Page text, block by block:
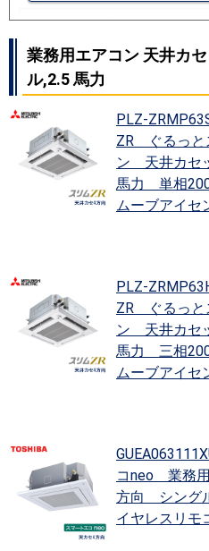
並べ替え 価格が安い順
その他仕様
寒冷地用
業務用エアコン 天井カ
ル,2.5 馬力
PLZ-
ZR ぐるっと
ン 天井カセ
馬力 単相
ムーブアイセ
PLZ-
ZR ぐるっと
ン 天井カセ
馬力 三相
ムーブアイセ
コneo 業務
方向 シング
イヤレスリ